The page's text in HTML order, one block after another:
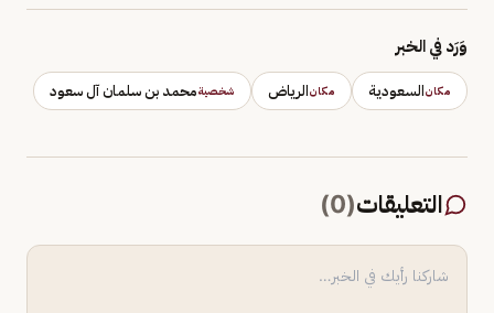
وَرَد في الخبر
مكانالسعودية مكانالرياض شخصيةمحمد بن سلمان آل سعود
التعليقات(
0
)